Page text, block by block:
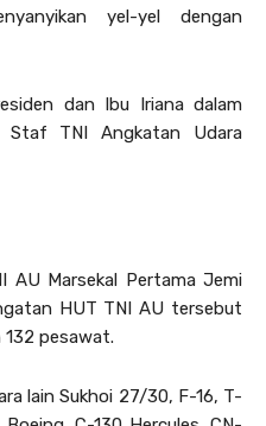
yel-yel dengan
dan Ibu Iriana dalam
Staf TNI Angkatan Udara
AU Marsekal Pertama Jemi
HUT TNI AU tersebut
pesawat.
lain Sukhoi 27/30, F-16, T-